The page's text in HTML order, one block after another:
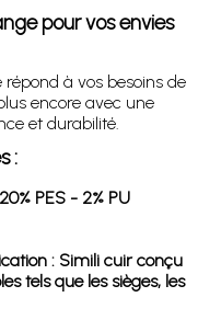
pour vos envies
à vos besoins de
encore avec une
et durabilité.
:
PES - 2% PU
: Simili cuir conçu
tels que les sièges, les